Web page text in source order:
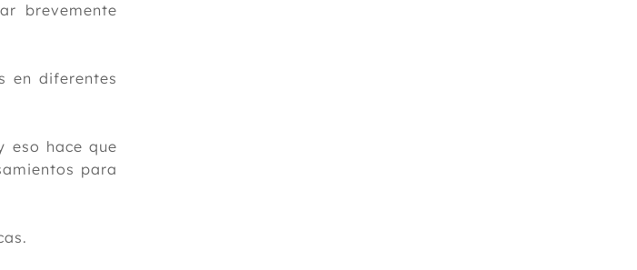
brevemente
en diferentes
eso hace que
para